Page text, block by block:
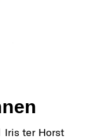
Iris ter Horst